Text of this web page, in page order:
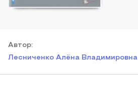
Автор:
Лесниченко Алёна Владимировна